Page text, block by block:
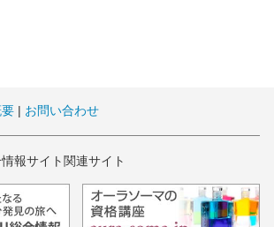
| お問い合わせ
報サイト関連サイト